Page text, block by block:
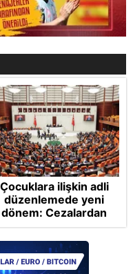
Çocuklara ilişkin adli
düzenlemede yeni
dönem: Cezalardan
bıçak satışına kadar
değişen 10 başlık